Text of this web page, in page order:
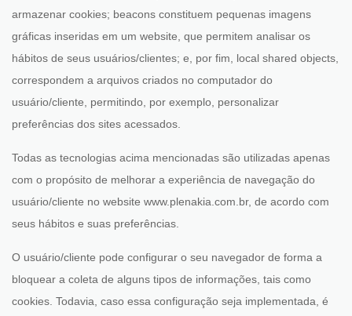
armazenar cookies; beacons constituem pequenas imagens
gráficas inseridas em um website, que permitem analisar os
hábitos de seus usuários/clientes; e, por fim, local shared objects,
correspondem a arquivos criados no computador do
usuário/cliente, permitindo, por exemplo, personalizar
preferências dos sites acessados.
Todas as tecnologias acima mencionadas são utilizadas apenas
com o propósito de melhorar a experiência de navegação do
usuário/cliente no website www.plenakia.com.br, de acordo com
seus hábitos e suas preferências.
O usuário/cliente pode configurar o seu navegador de forma a
bloquear a coleta de alguns tipos de informações, tais como
cookies. Todavia, caso essa configuração seja implementada, é